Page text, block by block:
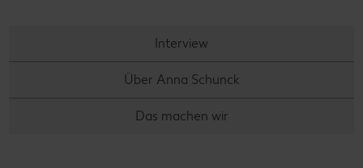
Interview
Über Anna Schunck
Das machen wir